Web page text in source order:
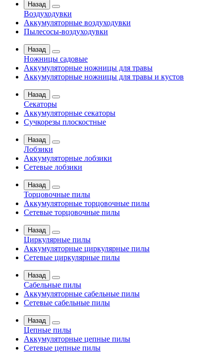
Назад
Воздуходувки
Аккумуляторные воздуходувки
Пылесосы-воздуходувки
Назад
Ножницы садовые
Аккумуляторные ножницы для травы
Аккумуляторные ножницы для травы и кустов
Назад
Секаторы
Аккумуляторные секаторы
Сучкорезы плоскостные
Назад
Лобзики
Аккумуляторные лобзики
Сетевые лобзики
Назад
Торцовочные пилы
Аккумуляторные торцовочные пилы
Сетевые торцовочные пилы
Назад
Циркулярные пилы
Аккумуляторные циркулярные пилы
Сетевые циркулярные пилы
Назад
Сабельные пилы
Аккумуляторные сабельные пилы
Сетевые сабельные пилы
Назад
Цепные пилы
Аккумуляторные цепные пилы
Сетевые цепные пилы